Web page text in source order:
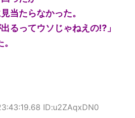
当たらなかった。
るってウソじゃねえの!?」
ID:u2ZAqxDN0